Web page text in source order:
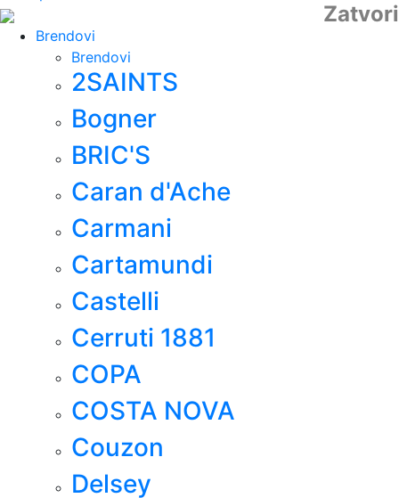
Zatvori
Brendovi
Brendovi
2SAINTS
Bogner
BRIC'S
Caran d'Ache
Carmani
Cartamundi
Castelli
Cerruti 1881
COPA
COSTA NOVA
Couzon
Delsey